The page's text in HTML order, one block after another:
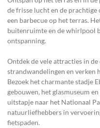
de frisse lucht en de
een barbecue op het terras.
buitenruimte en de whirlpool
ontspanning.
Ontdek de vele attracties in de
strandwandelingen en verken
Bezoek het charmante stadje
gebouwen, het glasmuseum
uitstapje naar het Nationaal
natuurliefhebbers in
fietspaden.